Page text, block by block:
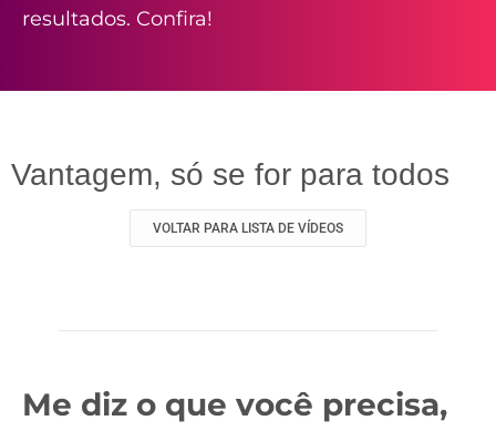
resultados. Confira!
Vantagem, só se for para todos
VOLTAR PARA LISTA DE VÍDEOS
Me diz o que você precisa,